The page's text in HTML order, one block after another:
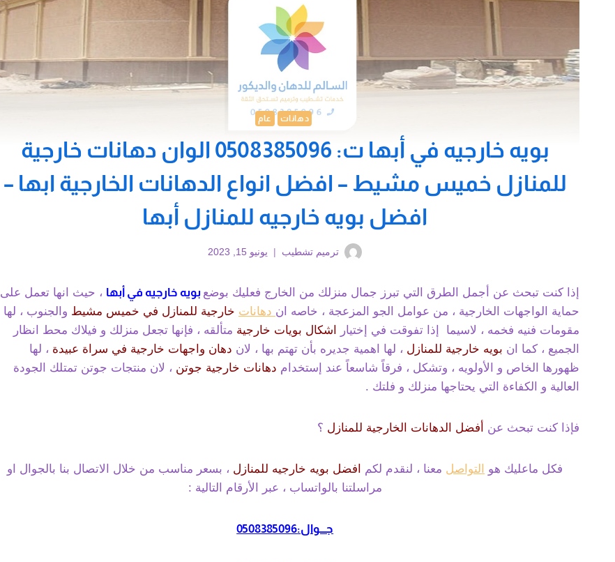
دهانات عام
بويه خارجيه في أبها ت: 0508385096 الوان دهانات خارجية
للمنازل خميس مشيط – افضل انواع الدهانات الخارجية ابها –
افضل بويه خارجيه للمنازل أبها
ترميم تشطيب يونيو 15, 2023
إذا كنت تبحث عن أجمل الطرق التي تبرز جمال منزلك من الخارج فعليك بوضع بويه خارجيه في أبها ، حيث انها تعمل على
حماية الواجهات الخارجية ، من عوامل الجو المزعجة ، خاصه ان دهانات خارجية للمنازل في خميس مشيط والجنوب ، لها
مقومات فنيه فخمه ، لاسيما إذا تفوقت في إختيار
اشكال بويات خارجية متألقه ، فإنها تجعل منزلك و فيلاك محط انظار
الجميع ، كما ان بويه خارجية للمنازل ، لها اهمية جديره بأن تهتم بها ، لان دهان واجهات خارجية في سراة عبيدة ، لها
ظهورها الخاص و الأولويه ، وتشكل ، فرقاً شاسعاً عند إستخدام دهانات خارجية جوتن ، لان منتجات جوتن تمتلك الجودة
العالية و الكفاءة التي يحتاجها منزلك و فلتك .
فإذا كنت تبحث عن أفضل الدهانات الخارجية للمنازل ؟
فكل ماعليك هو التواصل معنا ، لنقدم لكم افضل بويه خارجيه للمنازل ، بسعر مناسب من خلال الاتصال بنا بالجوال او
مراسلتنا بالواتساب ، عبر الأرقام التالية :
جـــوال:0508385096